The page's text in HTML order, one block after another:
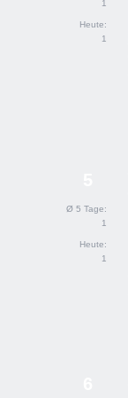
1
Heute:
1
Ø 5 Tage:
1
Heute:
1